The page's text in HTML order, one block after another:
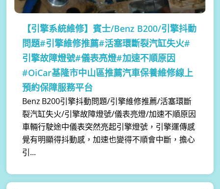
【引擎系統維修】賓士/Benz B200/引擎抖動
問題#引擎維修推薦#活塞環斷裂汽缸失火#
引擎故障燈號#儀表亮燈#加速不順原因
#OiCar基隆市中山區推薦汽車保養維修線上
預約保障服務平台
Benz B200引擎抖動問題/引擎維修推薦/活塞環斷
裂汽缸失火/引擎故障燈號/儀表亮燈/加速不順原因
車輛行駛途中儀表突然亮起引擎燈號，引擎運傳感
覺有明顯得抖動感，加速也變得不順會中斷，擔心
引...